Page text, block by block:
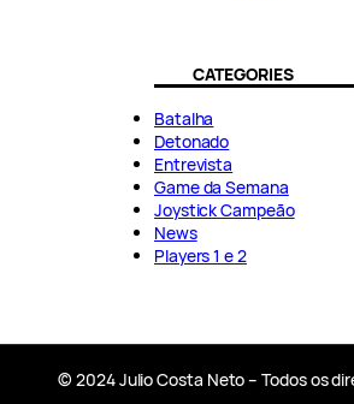
CATEGORIES
Batalha
Detonado
Entrevista
Game da Semana
Joystick Campeão
News
Players 1 e 2
© 2024 Julio Costa Neto – Todos os